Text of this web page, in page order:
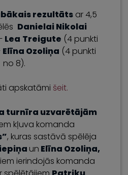
rezultātsar 4,5
Danielai Nikolai
Lea Treigute (4 punkti
Elīna Ozoliņa (4 punkti
no 8).
apskatāmi šeit.
turnīra uzvarētājām
kļuva komanda
, kuras sastāvā spēlēja
un Elīna Ozoliņa,
ierindojās komanda